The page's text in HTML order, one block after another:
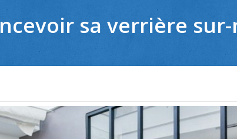
sa verrière sur-